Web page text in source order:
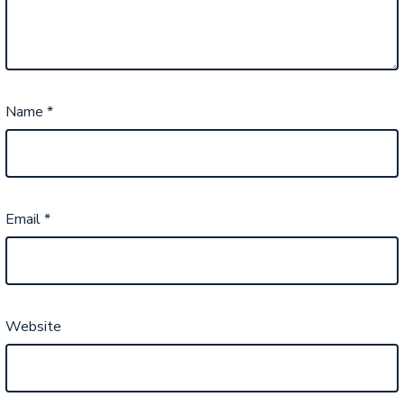
Name *
Email*
Website